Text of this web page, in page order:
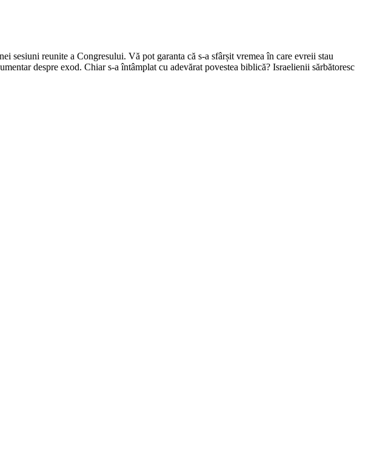
sesiuni reunite a Congresului. Vă pot garanta că s-a sfârșit vremea în care evreii stau
despre exod. Chiar s-a întâmplat cu adevărat povestea biblică? Israelienii sărbătoresc